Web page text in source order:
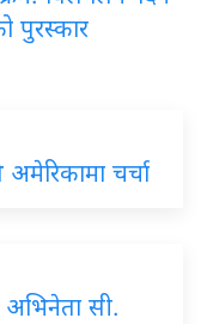
पुरस्कार
अमेरिकामा चर्चा
अभिनेता सी.